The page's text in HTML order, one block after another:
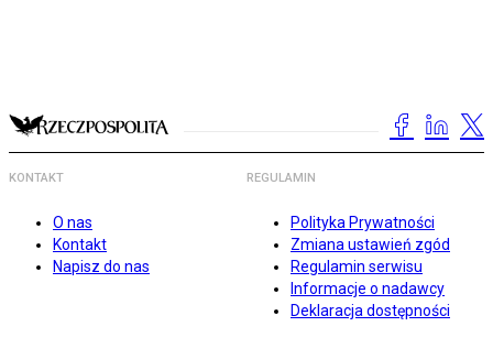
KONTAKT
O nas
Kontakt
Napisz do nas
REGULAMIN
Polityka Prywatności
Zmiana ustawień zgód
Regulamin serwisu
Informacje o nadawcy
Deklaracja dostępności